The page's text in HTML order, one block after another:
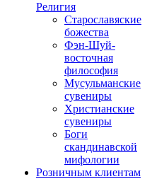
Религия
Старославяские
божества
Фэн-Шуй-
восточная
философия
Мусульманские
сувениры
Христианские
сувениры
Боги
скандинавской
мифологии
Розничным клиентам